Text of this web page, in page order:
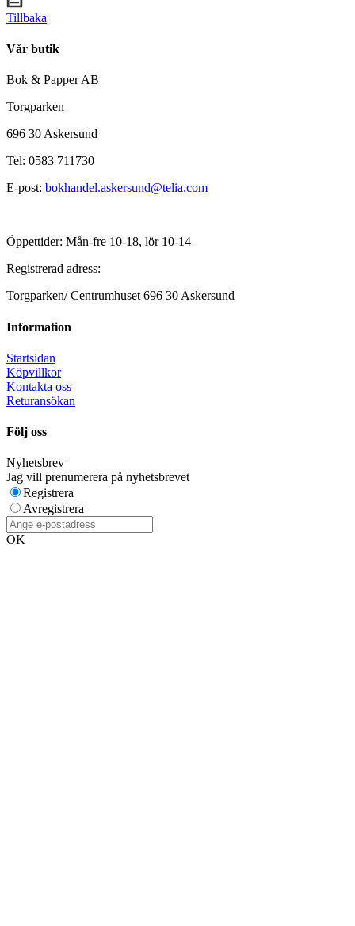
Tillbaka
Vår butik
Bok & Papper AB
Torgparken
696 30 Askersund
Tel: 0583 711730
E-post: bokhandel.askersund@telia.com
Öppettider: Mån-fre 10-18, lör 10-14
Registrerad adress:
Torgparken/ Centrumhuset 696 30 Askersund
Information
Startsidan
Köpvillkor
Kontakta oss
Returansökan
Följ oss
Nyhetsbrev
Jag vill prenumerera på nyhetsbrevet
Registrera
Avregistrera
OK